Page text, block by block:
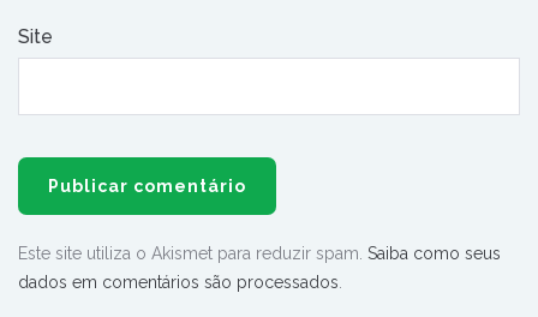
Site
Este site utiliza o Akismet para reduzir spam. Saiba como seus
dados em comentários são processados.